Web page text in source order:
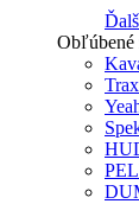
Obľúbené